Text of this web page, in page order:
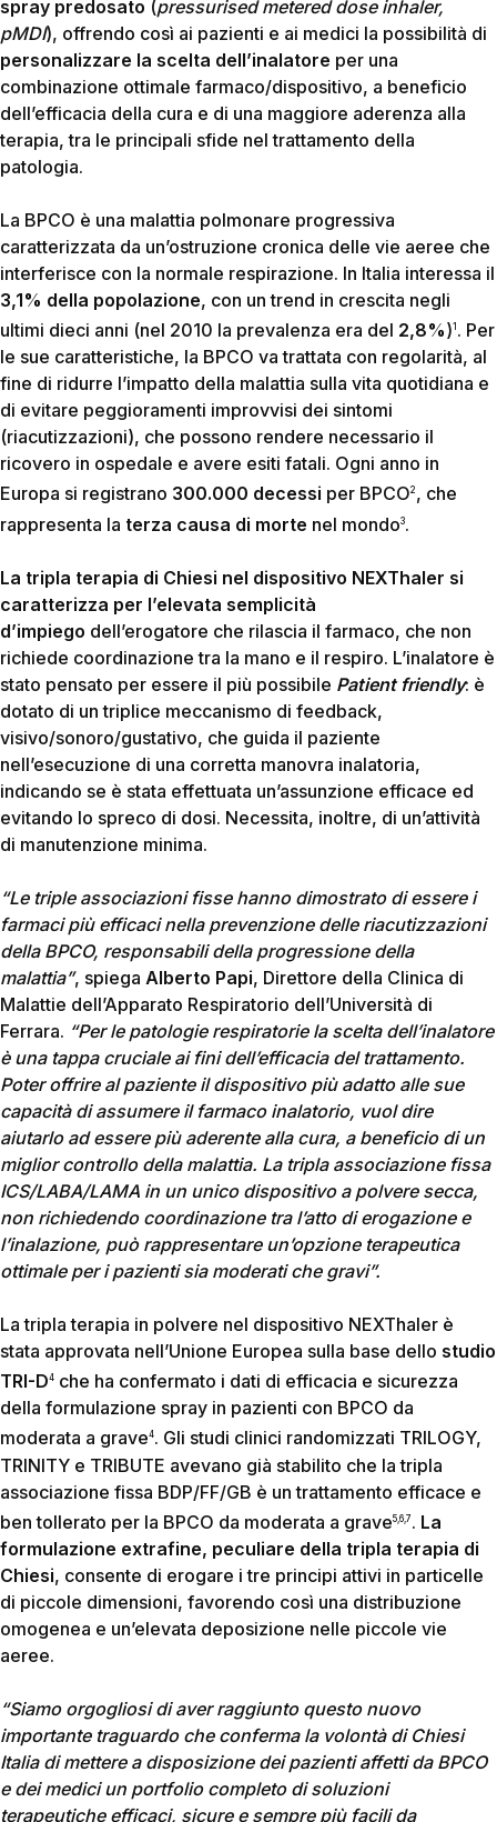
spray predosato (pressurised metered dose inhaler,
pMDI), offrendo così ai pazienti e ai medici la possibilità di
personalizzare la scelta dell’inalatore per una
combinazione ottimale farmaco/dispositivo, a beneficio
dell’efficacia della cura e di una maggiore aderenza alla
terapia, tra le principali sfide nel trattamento della
patologia.
La BPCO è una malattia polmonare progressiva
caratterizzata da un’ostruzione cronica delle vie aeree che
interferisce con la normale respirazione. In Italia interessa il
3,1% della popolazione, con un trend in crescita negli
ultimi dieci anni (nel 2010 la prevalenza era del 2,8%)1 . Per
le sue caratteristiche, la BPCO va trattata con regolarità, al
fine di ridurre l’impatto della malattia sulla vita quotidiana e
di evitare peggioramenti improvvisi dei sintomi
(riacutizzazioni), che possono rendere necessario il
ricovero in ospedale e avere esiti fatali. Ogni anno in
Europa si registrano 300.000 decessi per BPCO2 , che
rappresenta la terza causa di morte nel mondo3.
La tripla terapia di Chiesi nel dispositivo NEXThaler si
caratterizza per l’elevata semplicità
d’impiego dell’erogatore che rilascia il farmaco, che non
richiede coordinazione tra la mano e il respiro. L’inalatore è
stato pensato per essere il più possibile Patient friendly: è
dotato di un triplice meccanismo di feedback,
visivo/sonoro/gustativo, che guida il paziente
nell’esecuzione di una corretta manovra inalatoria,
indicando se è stata effettuata un’assunzione efficace ed
evitando lo spreco di dosi. Necessita, inoltre, di un’attività
di manutenzione minima.
“Le triple associazioni fisse hanno dimostrato di essere i
farmaci più efficaci nella prevenzione delle riacutizzazioni
della BPCO, responsabili della progressione della
malattia”, spiega Alberto Papi, Direttore della Clinica di
Malattie dell’Apparato Respiratorio dell’Università di
Ferrara. “Per le patologie respiratorie la scelta dell’inalatore
è una tappa cruciale ai fini dell’efficacia del trattamento.
Poter offrire al paziente il dispositivo più adatto alle sue
capacità di assumere il farmaco inalatorio, vuol dire
aiutarlo ad essere più aderente alla cura, a beneficio di un
miglior controllo della malattia. La tripla associazione fissa
ICS/LABA/LAMA in un unico dispositivo a polvere secca,
non richiedendo coordinazione tra l’atto di erogazione e
l’inalazione, può rappresentare un’opzione terapeutica
ottimale per i pazienti sia moderati che gravi”.
La tripla terapia in polvere nel dispositivo NEXThaler è
stata approvata nell’Unione Europea sulla base dello studio
TRI-D4 che ha confermato i dati di efficacia e sicurezza
della formulazione spray in pazienti con BPCO da
moderata a grave4. Gli studi clinici randomizzati TRILOGY,
TRINITY e TRIBUTE avevano già stabilito che la tripla
associazione fissa BDP/FF/GB è un trattamento efficace e
ben tollerato per la BPCO da moderata a grave5,6,7 . La
formulazione extrafine, peculiare della tripla terapia di
Chiesi, consente di erogare i tre principi attivi in particelle
di piccole dimensioni, favorendo così una distribuzione
omogenea e un’elevata deposizione nelle piccole vie
aeree.
“Siamo orgogliosi di aver raggiunto questo nuovo
importante traguardo che conferma la volontà di Chiesi
Italia di mettere a disposizione dei pazienti affetti da BPCO
e dei medici un portfolio completo di soluzioni
terapeutiche efficaci, sicure e sempre più facili da